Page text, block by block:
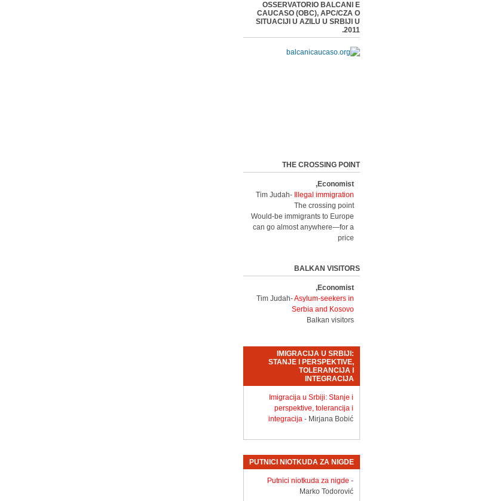
OSSERVATORIO BALCANI E
CAUCASO (OBC), APC/CZA O
SITUACIJI U AZILU U SRBIJI U
2011.
THE CROSSING POINT
Economist,
Tim Judah-
Illegal immigration
The crossing point
Would-be immigrants to Europe
can go almost anywhere—for a
price
BALKAN VISITORS
Economist,
Tim Judah-Asylum-seekers in
Serbia and Kosovo
Balkan visitors
IMIGRACIJA U SRBIJI:
STANJE I PERSPEKTIVE,
TOLERANCIJA I
INTEGRACIJA
Imigracija u Srbiji: Stanje i
perspektive, tolerancija i
integracija - Mirjana Bobić
PUTNICI NIOTKUDA ZA NIGDE
Putnici niotkuda za nigde -
Marko Todorović